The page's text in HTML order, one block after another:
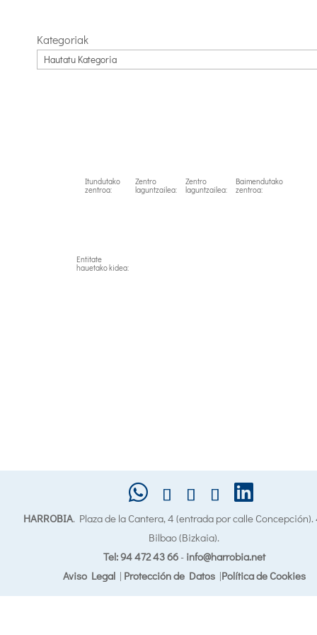
Kategoriak
Itundutako
zentroa:
Zentro
laguntzailea:
Zentro
laguntzailea:
Baimendutako
zentroa:
Entitate
hauetako kidea:
HARROBIA. Plaza de la Cantera, 4 (entrada por calle
Bilbao (Bizkaia).
Tel: 94 472 43 66- info@harrobia.net
Aviso Legal| Protección de Datos|Política de Cookies